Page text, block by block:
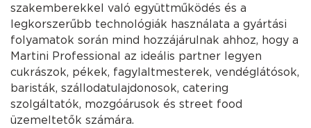
szakemberekkel való együttműködés és a
legkorszerűbb technológiák használata a gyártási
folyamatok során mind hozzájárulnak ahhoz, hogy a
Martini Professional az ideális partner legyen
cukrászok, pékek, fagylaltmesterek, vendéglátósok,
baristák, szállodatulajdonosok, catering
szolgáltatók, mozgóárusok és street food
üzemeltetők számára.